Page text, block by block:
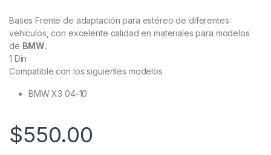
Bases Frente de adaptación para estéreo de diferentes
vehículos, con excelente calidad en materiales para modelos
de BMW.
1 Din
Compatible con los siguientes modelos
BMW X3 04-10
$550.00